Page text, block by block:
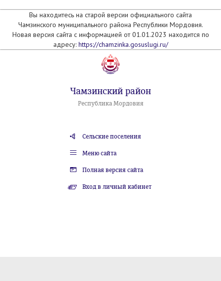
Вы находитесь на старой версии официального сайта
Чамзинского муниципального района Республики Мордовия.
Новая версия сайта с информацией от 01.01.2023 находится по
адресу: https://chamzinka.gosuslugi.ru/
Чамзинский район
Республика Мордовия
Сельские поселения
Меню сайта
Полная версия сайта
Вход в личный кабинет